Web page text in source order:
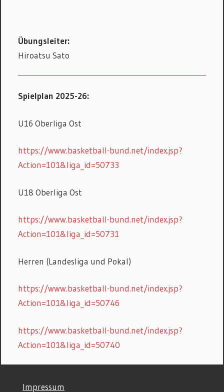
Übungsleiter:
Hiroatsu Sato
Spielplan 2025-26:
U16 Oberliga Ost
https://www.basketball-bund.net/index.jsp?
Action=101&liga_id=50733
U18 Oberliga Ost
https://www.basketball-bund.net/index.jsp?
Action=101&liga_id=50731
Herren (Landesliga und Pokal)
https://www.basketball-bund.net/index.jsp?
Action=101&liga_id=50746
https://www.basketball-bund.net/index.jsp?
Action=101&liga_id=50740
Impressum